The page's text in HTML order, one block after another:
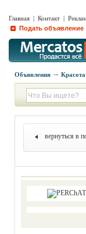
Главная | Контакт |
Подать объявление
Объявления
вернуться в